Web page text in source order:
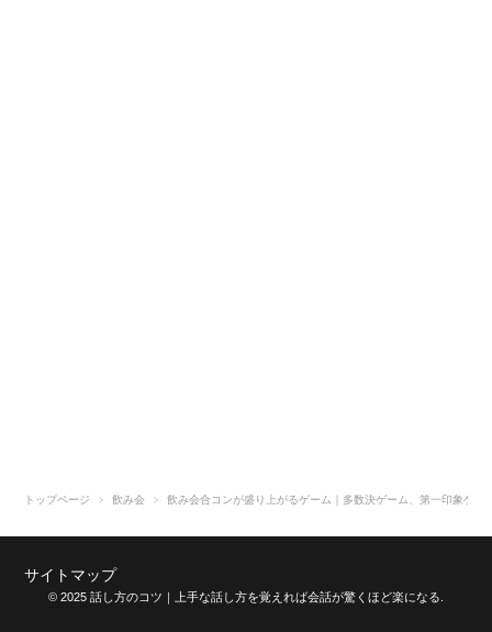
トップページ 飲み会 飲み会合コンが盛り上がるゲーム｜多数決ゲーム、第一印象ゲー
サイトマップ
© 2025 話し方のコツ｜上手な話し方を覚えれば会話が驚くほど楽になる.